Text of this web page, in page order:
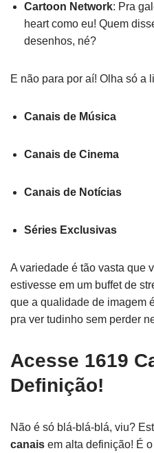
Cartoon Network: Pra
heart como eu! Quem
desenhos, né?
E não para por aí! Olha só a
Canais de Música
Canais de Cinema
Canais de Notícias
Séries Exclusivas
A variedade é tão vasta que
estivesse em um buffet de
que a qualidade de imagem
pra ver tudinho sem perder
Acesse 1619
Definição!
Não é só blá-blá-blá, viu?
canais em alta definição! É